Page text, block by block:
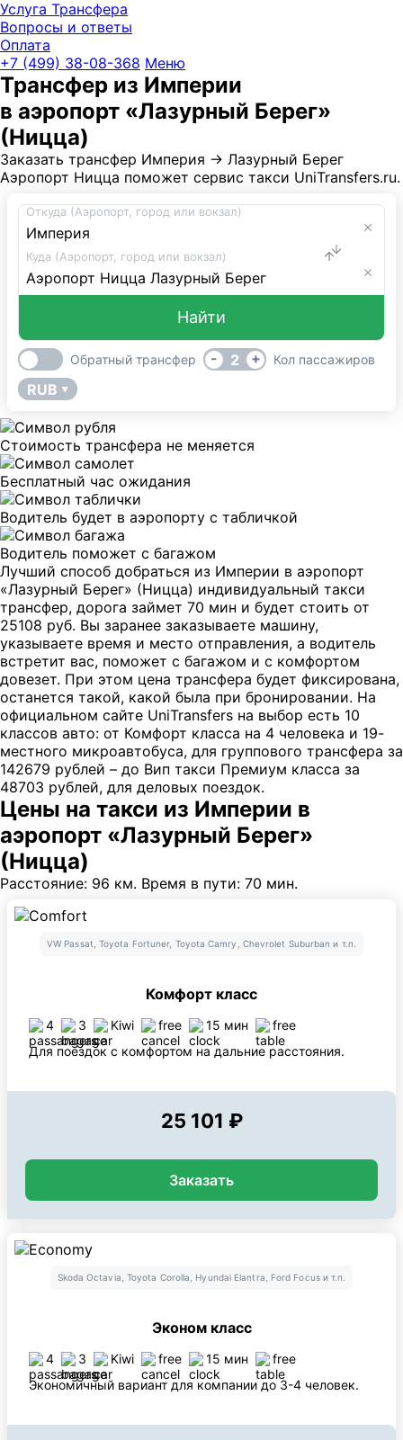
Услуга Трансфера
Вопросы и ответы
Оплата
+7 (499) 38-08-368 Меню
Трансфер из Империи
в аэропорт «Лазурный Берег»
(Ницца)
Заказать трансфер Империя → Лазурный Берег
Аэропорт Ницца поможет сервис такси UniTransfers.ru.
Откуда (Аэропорт, город или вокзал)
Куда (Аэропорт, город или вокзал)
Найти
Обратный трансфер - 2 + Кол пассажиров
RUB ▼
Стоимость трансфера не меняется
Бесплатный час ожидания
Водитель будет в аэропорту с табличкой
Водитель поможет с багажом
Лучший способ добраться из Империи в аэропорт
«Лазурный Берег» (Ницца) индивидуальный такси
трансфер, дорога займет 70 мин и будет стоить от
25108 руб. Вы заранее заказываете машину,
указываете время и место отправления, а водитель
встретит вас, поможет с багажом и с комфортом
довезет. При этом цена трансфера будет фиксирована,
останется такой, какой была при бронировании. На
официальном сайте UniTransfers на выбор есть 10
классов авто: от Комфорт класса на 4 человека и 19-
местного микроавтобуса, для группового трансфера за
142679 рублей – до Вип такси Премиум класса за
48703 рублей, для деловых поездок.
Цены на такси из Империи в
аэропорт «Лазурный Берег»
(Ницца)
Расстояние: 96 км. Время в пути: 70 мин.
VW Passat, Toyota Fortuner, Toyota Camry, Chevrolet Suburban и т.п.
Комфорт класс
4 3 Kiwi free 15 мин
free
Для поездок с комфортом на дальние расстояния.
25 101 ₽
Заказать
Skoda Octavia, Toyota Corolla, Hyundai Elantra, Ford Focus и т.п.
Эконом класс
4 3 Kiwi free 15 мин
free
Экономичный вариант для компании до 3-4 человек.